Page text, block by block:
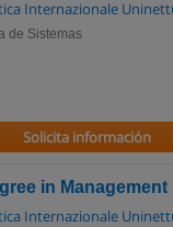
Internazionale
de Sistemas
Solicita información
in
Internazionale